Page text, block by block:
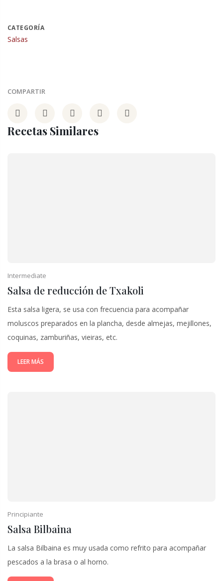
CATEGORÍA
Salsas
COMPARTIR
Recetas Similares
Intermediate
Salsa de reducción de Txakoli
Esta salsa ligera, se usa con frecuencia para acompañar
moluscos preparados en la plancha, desde almejas, mejillones,
coquinas, zamburiñas, vieiras, etc.
LEER MÁS
Principiante
Salsa Bilbaina
La salsa Bilbaina es muy usada como refrito para acompañar
pescados a la brasa o al horno.